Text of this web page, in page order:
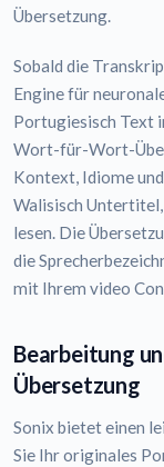
Übersetzung.
Sobald die
Engine für
Portugiesisch Text
Wort-für-Wort-
Kontext, Idiome
Walisisch
lesen. Die
die
mit Ihrem video
Bearbeitung
Übersetzung
Sonix bietet einen
Sie Ihr originales